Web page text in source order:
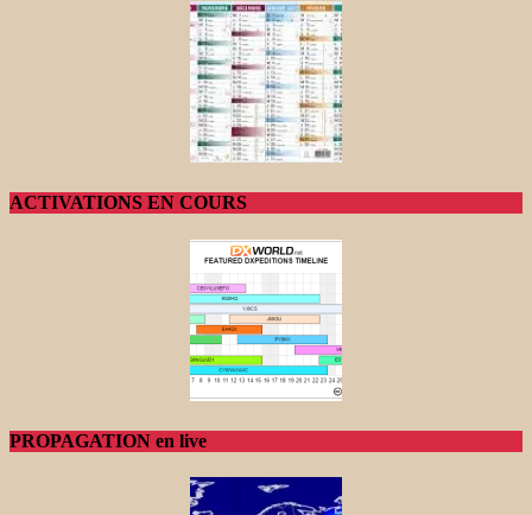
ACTIVATIONS EN COURS
PROPAGATION en live